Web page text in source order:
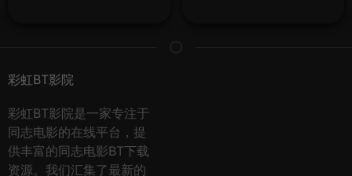
彩虹BT影院
彩虹BT影院是一家专注于
同志电影的在线平台，提
供丰富的同志电影BT下载
资源。我们汇集了最新的